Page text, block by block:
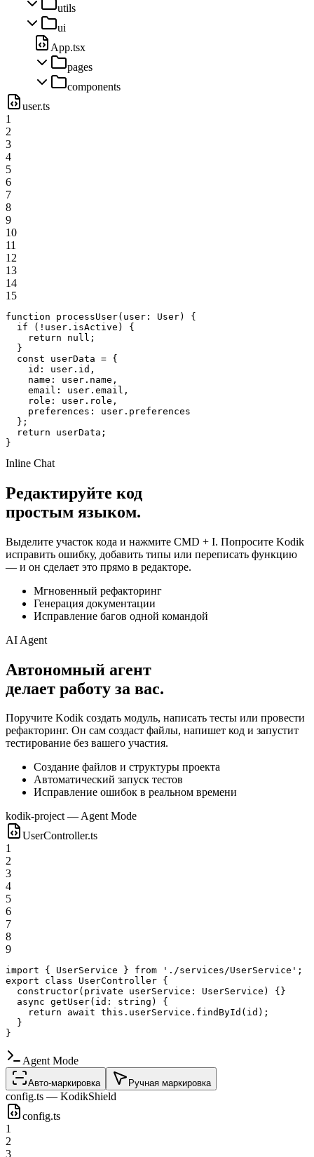
utils
ui
App.tsx
pages
components
user.ts
1
2
3
4
5
6
7
8
9
10
11
12
13
14
15
function processUser( user: User)
{
if
( !user . isActive )
{
return
null ;
}
const
userData = {
id:
user . id ,
name:
user . name ,
email:
user . email ,
role:
user . role ,
preferences:
user . preferences
} ;
return
userData ;
}
Inline Chat
Редактируйте код
простым языком.
Выделите участок кода и нажмите CMD + I. Попросите Kodik
исправить ошибку, добавить типы или переписать функцию
— и он сделает это прямо в редакторе.
Мгновенный рефакторинг
Генерация документации
Исправление багов одной командой
AI Agent
Автономный агент
делает работу за вас.
Поручите Kodik создать модуль, написать тесты или провести
рефакторинг. Он сам создаст файлы, напишет код и запустит
тестирование без вашего участия.
Создание файлов и структуры проекта
Автоматический запуск тестов
Исправление ошибок в реальном времени
kodik-project — Agent Mode
UserController.ts
1
2
3
4
5
6
7
8
9
import { UserService } from ' . /services/UserService ' ;
export
class UserController {
constructor( private userService: UserService ) { }
async getUser( id: string )
{
return
await this . userService . findById ( id ) ;
}
}
Agent Mode
Авто-маркировка Ручная маркировка
config.ts — KodikShield
config.ts
1
2
3